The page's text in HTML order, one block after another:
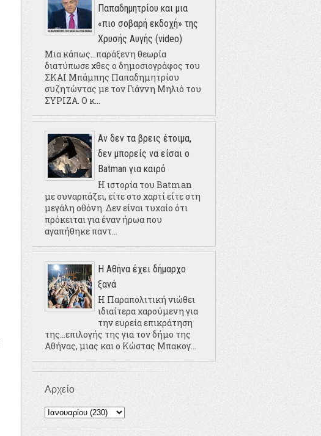
Παπαδημητρίου και μια
«πιο σοβαρή εκδοχή» της
Χρυσής Αυγής (video)
Μια κάπως...παράξενη θεωρία
διατύπωσε χθες ο δημοσιογράφος του
ΣΚΑΙ Μπάμπης Παπαδημητρίου
συζητώντας με τον Γιάννη Μηλιό του
ΣΥΡΙΖΑ. Ο κ...
Αν δεν τα βρεις έτοιμα,
δεν μπορείς να είσαι ο
Batman για καιρό
Η ιστορία του Batman
με συναρπάζει, είτε στο χαρτί είτε στη
μεγάλη οθόνη. Δεν είναι τυχαίο ότι
πρόκειται για έναν ήρωα που
αγαπήθηκε παντ...
Η Αθήνα έχει δήμαρχο
ξανά
Η Παραπολιτική νιώθει
ιδιαίτερα χαρούμενη για
την ευρεία επικράτηση
της...επιλογής της για τον δήμο της
Αθήνας, μιας και ο Κώστας Μπακογ...
Αρχείο